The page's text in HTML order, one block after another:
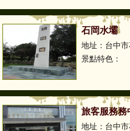
石岡水壩
地址：台中
景點特色：
旅客服務務
地址：台中